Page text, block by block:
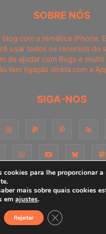
SOBRE NÓS
blog com a temática iPhone.
usar todos os recursos do
de ajudar com Bugs e
tem ligação direta com a
SIGA-NOS
Contato Apoie-nos!
© iPhoneDicas
cookies para lhe proporcionar a
mais sobre quais cookies
em ajustes.
Rejeitar Close GDPR